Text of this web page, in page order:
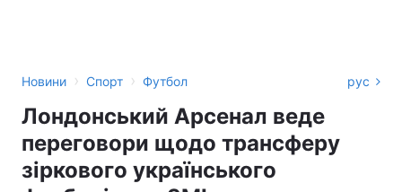
Новини › Спорт › Футбол рус
Лондонський Арсенал веде
переговори щодо трансферу
зіркового українського